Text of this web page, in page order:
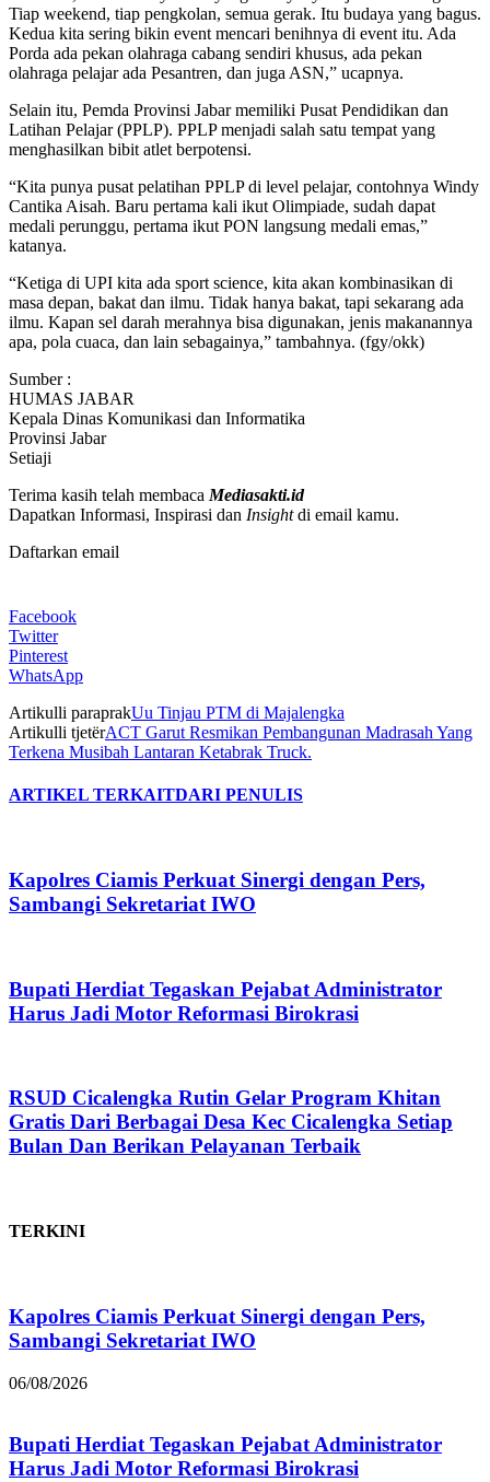
Tiap weekend, tiap pengkolan, semua gerak. Itu budaya yang bagus.
Kedua kita sering bikin event mencari benihnya di event itu. Ada
Porda ada pekan olahraga cabang sendiri khusus, ada pekan
olahraga pelajar ada Pesantren, dan juga ASN,” ucapnya.
Selain itu, Pemda Provinsi Jabar memiliki Pusat Pendidikan dan
Latihan Pelajar (PPLP). PPLP menjadi salah satu tempat yang
menghasilkan bibit atlet berpotensi.
“Kita punya pusat pelatihan PPLP di level pelajar, contohnya Windy
Cantika Aisah. Baru pertama kali ikut Olimpiade, sudah dapat
medali perunggu, pertama ikut PON langsung medali emas,”
katanya.
“Ketiga di UPI kita ada sport science, kita akan kombinasikan di
masa depan, bakat dan ilmu. Tidak hanya bakat, tapi sekarang ada
ilmu. Kapan sel darah merahnya bisa digunakan, jenis makanannya
apa, pola cuaca, dan lain sebagainya,” tambahnya. (fgy/okk)
Sumber :
HUMAS JABAR
Kepala Dinas Komunikasi dan Informatika
Provinsi Jabar
Setiaji
Terima kasih telah membaca Mediasakti.id
Dapatkan Informasi, Inspirasi dan Insightdi email kamu.
Daftarkan email
Facebook
Twitter
Pinterest
WhatsApp
Artikulli paraprakUu Tinjau PTM di Majalengka
Artikulli tjetërACT Garut Resmikan Pembangunan Madrasah Yang
Terkena Musibah Lantaran Ketabrak Truck.
ARTIKEL TERKAITDARI PENULIS
Kapolres Ciamis Perkuat Sinergi dengan Pers,
Sambangi Sekretariat IWO
Bupati Herdiat Tegaskan Pejabat Administrator
Harus Jadi Motor Reformasi Birokrasi
RSUD Cicalengka Rutin Gelar Program Khitan
Gratis Dari Berbagai Desa Kec Cicalengka Setiap
Bulan Dan Berikan Pelayanan Terbaik
TERKINI
Kapolres Ciamis Perkuat Sinergi dengan Pers,
Sambangi Sekretariat IWO
06/08/2026
Bupati Herdiat Tegaskan Pejabat Administrator
Harus Jadi Motor Reformasi Birokrasi